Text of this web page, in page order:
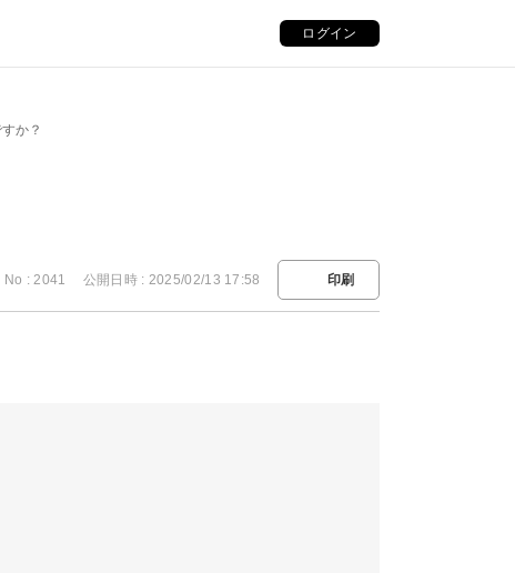
ログイン
か？
No : 2041 公開日時 : 2025/02/13 17:58 印刷